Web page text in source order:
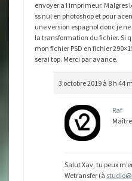
envoyer a l imprimeur. Malgres
ss nul en photoshop et pour
une version espagnol donc je
la transformation du fichier. Si
mon fichier PSD en fichier
serai top. Merci par avance.
3 octobre 2019 à 8 h 44
Raf
Salut Xav, tu peux
Wetransfer (à